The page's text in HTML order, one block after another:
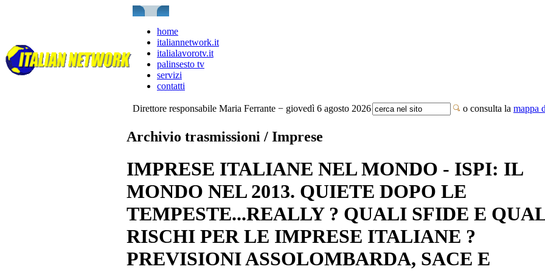
home
italiannetwork.it
italialavorotv.it
palinsesto tv
servizi
contatti
Direttore responsabile Maria Ferrante − giovedì 6 agosto 2026 o consulta la mappa
Archivio trasmissioni / Imprese
IMPRESE ITALIANE NEL MONDO - ISPI: IL
MONDO NEL 2013. QUIETE DOPO LE
TEMPESTE...REALLY ? QUALI SFIDE E
RISCHI PER LE IMPRESE ITALIANE ?
PREVISIONI ASSOLOMBARDA, SACE E